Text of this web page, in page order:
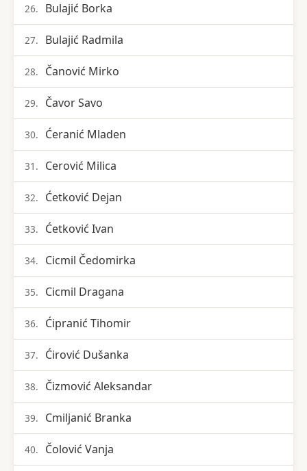
26. Bulajić Borka
27. Bulajić Radmila
28. Čanović Mirko
29. Čavor Savo
30. Ćeranić Mladen
31. Cerović Milica
32. Ćetković Dejan
33. Ćetković Ivan
34. Cicmil Čedomirka
35. Cicmil Dragana
36. Ćipranić Tihomir
37. Ćirović Dušanka
38. Čizmović Aleksandar
39. Cmiljanić Branka
40. Čolović Vanja